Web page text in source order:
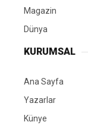
Magazin
Dünya
KURUMSAL
Ana Sayfa
Yazarlar
Künye